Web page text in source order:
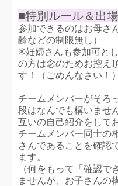
■特別ルール＆出
参加できるのはお母さ
齢などの制限無し）
※妊婦さんも参加可と
の方は念のためお控え
す！（ごめんなさい！）
チームメンバーがそろ
段はなんでも構いませ
互いの自己紹介をして
チームメンバー同士の
さんであることを確認
ます。
（何をもって「確認で
ませんが、お子さんの